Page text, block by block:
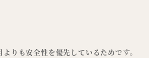
よりも安全性を優先しているためです。